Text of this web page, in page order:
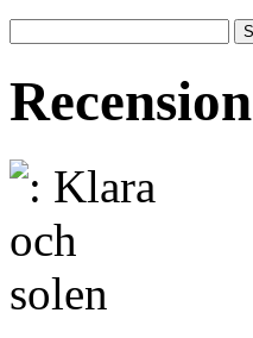
Recension